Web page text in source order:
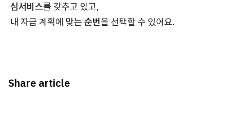
심서비스를 갖추고 있고,
내 자금 계획에 맞는 순번을 선택할 수 있어요.
Share article